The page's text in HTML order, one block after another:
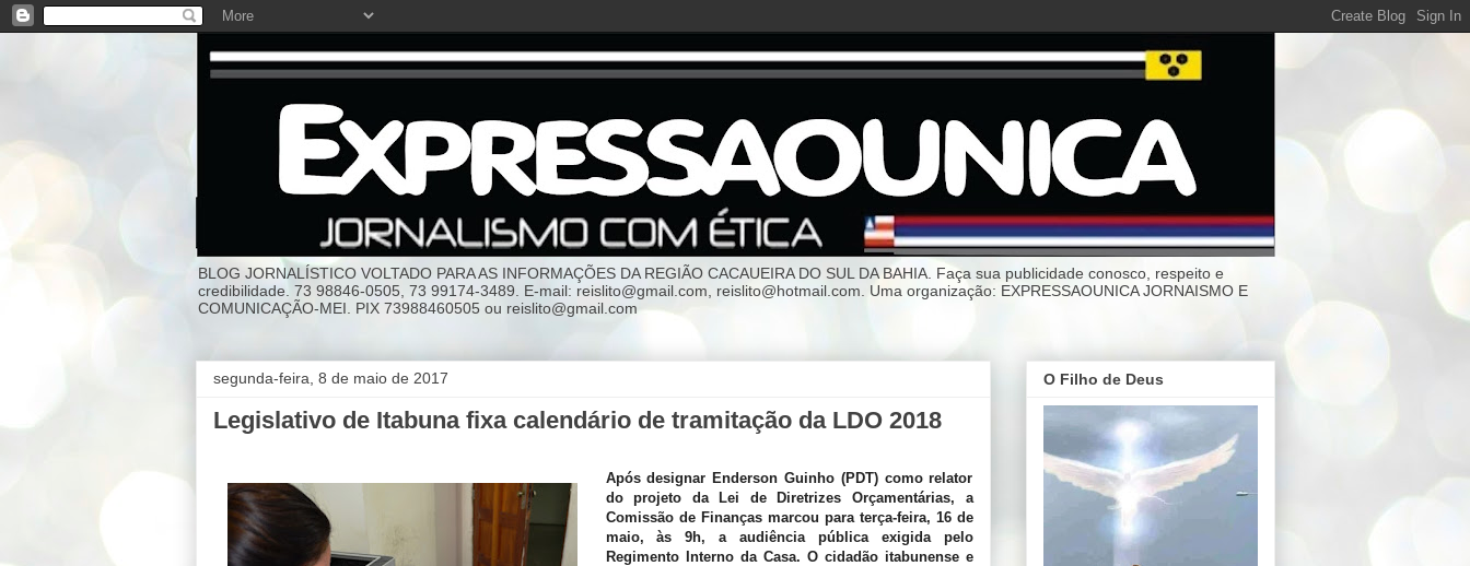
BLOG JORNALÍSTICO VOLTADO PARA AS INFORMAÇÕES DA REGIÃO CACAUEIRA DO SUL DA BAHIA. Faça sua publicidade conosco, respeito e
credibilidade. 73 98846-0505, 73 99174-3489. E-mail: reislito@gmail.com, reislito@hotmail.com. Uma organização: EXPRESSAOUNICA JORNAISMO E
COMUNICAÇÃO-MEI. PIX 73988460505 ou reislito@gmail.com
segunda-feira, 8 de maio de 2017
Legislativo de Itabuna fixa calendário de tramitação da LDO 2018
Após designar Enderson Guinho (PDT) como relator
do projeto da Lei de Diretrizes Orçamentárias, a
Comissão de Finanças marcou para terça-feira, 16 de
maio, às 9h, a audiência pública exigida pelo
Regimento Interno da Casa. O cidadão itabunense e
O Filho de Deus